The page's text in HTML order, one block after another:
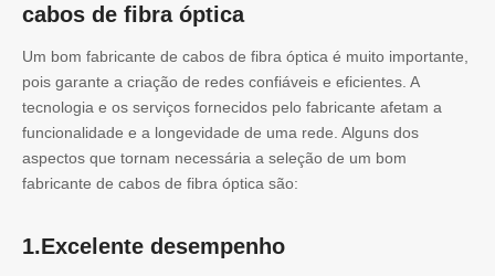
cabos de fibra óptica
Um bom fabricante de cabos de fibra óptica é muito importante,
pois garante a criação de redes confiáveis ​​e eficientes. A
tecnologia e os serviços fornecidos pelo fabricante afetam a
funcionalidade e a longevidade de uma rede. Alguns dos
aspectos que tornam necessária a seleção de um bom
fabricante de cabos de fibra óptica são:
1.Excelente desempenho